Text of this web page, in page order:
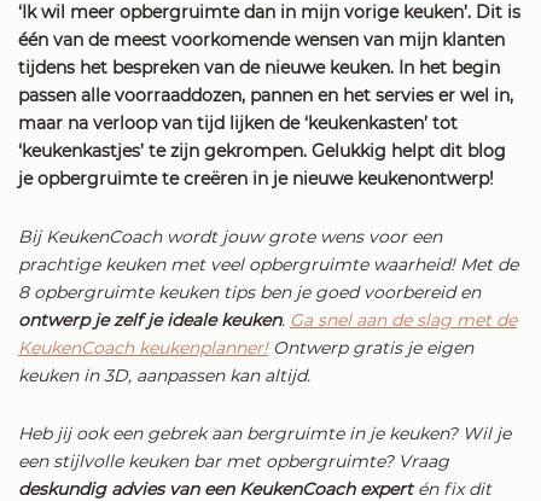
‘Ik wil meer opbergruimte dan in mijn vorige keuken’. Dit is
één van de meest voorkomende wensen van mijn klanten
tijdens het bespreken van de nieuwe keuken. In het begin
passen alle voorraaddozen, pannen en het servies er wel in,
maar na verloop van tijd lijken de ‘keukenkasten’ tot
‘keukenkastjes’ te zijn gekrompen. Gelukkig helpt dit blog
je opbergruimte te creëren in je nieuwe keukenontwerp!
Bij KeukenCoach wordt jouw grote wens voor een
prachtige keuken met veel opbergruimte waarheid! Met de
8 opbergruimte keuken tips ben je goed voorbereid en
ontwerp je zelf je ideale keuken. Ga snel aan de slag met de
KeukenCoach keukenplanner!Ontwerp gratis je eigen
keuken in 3D, aanpassen kan altijd.
Heb jij ook een gebrek aan bergruimte in je keuken? Wil je
een stijlvolle keuken bar met opbergruimte? Vraag
deskundig advies van een KeukenCoach expertén fix dit